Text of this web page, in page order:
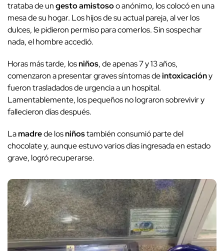
trataba de ungesto amistosoo anónimo, los colocó en una
mesa de su hogar. Los hijos de su actual pareja, al ver los
dulces, le pidieron permiso para comerlos. Sin sospechar
nada, el hombre accedió.
Horas más tarde, losniños, de apenas 7 y 13 años,
comenzaron a presentar graves síntomas deintoxicacióny
fueron trasladados de urgencia a un hospital.
Lamentablemente, los pequeños no lograron sobrevivir y
fallecieron días después.
Lamadrede losniñostambién consumió parte del
chocolate y, aunque estuvo varios días ingresada en estado
grave, logró recuperarse.